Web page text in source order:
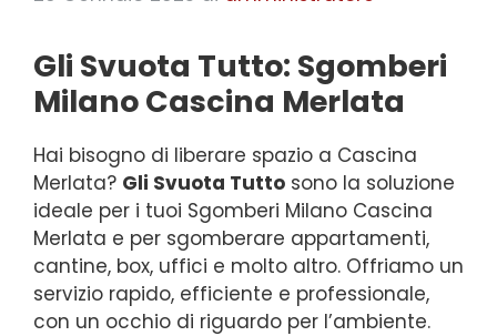
Gli Svuota Tutto: Sgomberi
Milano Cascina Merlata
Hai bisogno di liberare spazio a Cascina
Merlata? Gli Svuota Tutto sono la soluzione
ideale per i tuoi Sgomberi Milano Cascina
Merlata e per sgomberare appartamenti,
cantine, box, uffici e molto altro. Offriamo un
servizio rapido, efficiente e professionale,
con un occhio di riguardo per l’ambiente.